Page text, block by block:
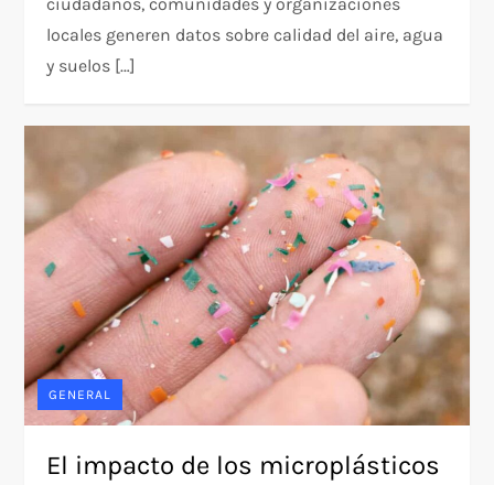
ciudadanos, comunidades y organizaciones
locales generen datos sobre calidad del aire, agua
y suelos […]
GENERAL
El impacto de los microplásticos